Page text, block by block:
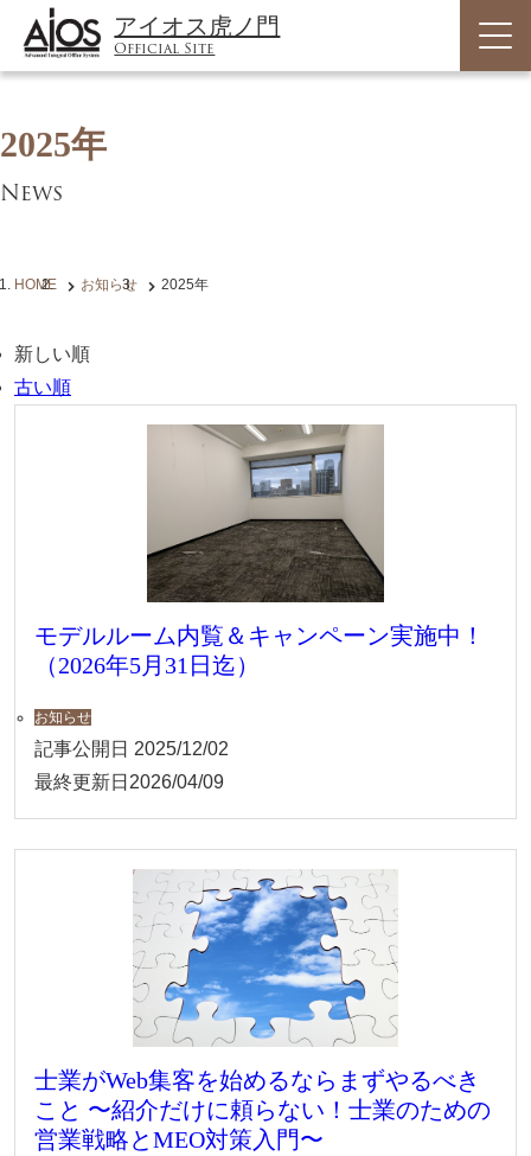
アイオス虎ノ門
Official Site
2025年
News
HOME お知らせ 2025年
新しい順
古い順
モデルルーム内覧＆キャンペーン実施中！
（2026年5月31日迄）
お知らせ
記事公開日 2025/12/02
最終更新日 2026/04/09
士業がWeb集客を始めるならまずやるべき
こと 〜紹介だけに頼らない！士業のための
営業戦略とMEO対策入門〜